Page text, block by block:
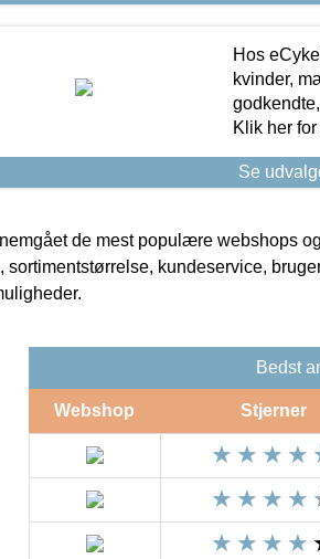
Hos
kvinder,
Klik her
Se
de mest populære webshops
sortimentstørrelse, kundeservice,
Bedst
Webshop Stjerner